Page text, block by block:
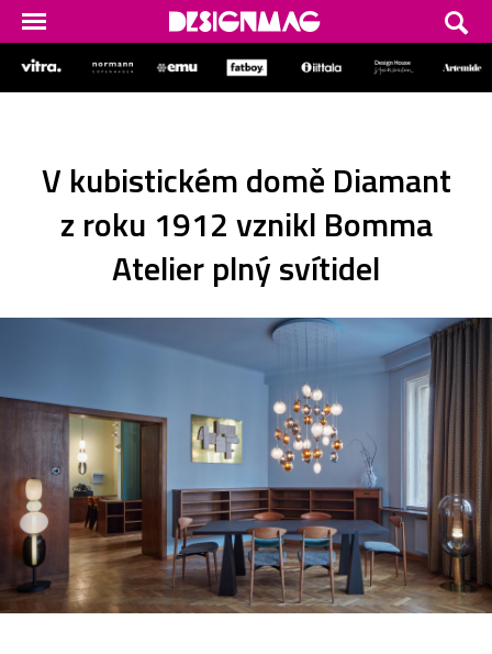
V kubistickém domě Diamant
z roku 1912 vznikl Bomma
Atelier plný svítidel